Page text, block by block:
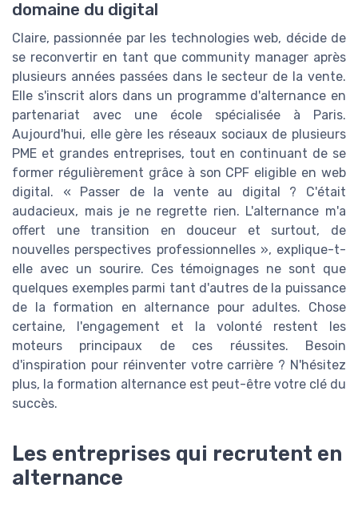
domaine du digital
Claire, passionnée par les technologies web, décide de
se reconvertir en tant que community manager après
plusieurs années passées dans le secteur de la vente.
Elle s'inscrit alors dans un programme d'alternance en
partenariat avec une école spécialisée à Paris.
Aujourd'hui, elle gère les réseaux sociaux de plusieurs
PME et grandes entreprises, tout en continuant de se
former régulièrement grâce à son CPF eligible en web
digital. « Passer de la vente au digital ? C'était
audacieux, mais je ne regrette rien. L'alternance m'a
offert une transition en douceur et surtout, de
nouvelles perspectives professionnelles », explique-t-
elle avec un sourire. Ces témoignages ne sont que
quelques exemples parmi tant d'autres de la puissance
de la formation en alternance pour adultes. Chose
certaine, l'engagement et la volonté restent les
moteurs principaux de ces réussites. Besoin
d'inspiration pour réinventer votre carrière ? N'hésitez
plus, la formation alternance est peut-être votre clé du
succès.
Les entreprises qui recrutent en
alternance